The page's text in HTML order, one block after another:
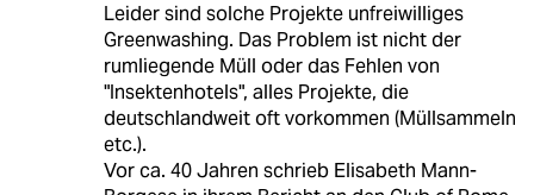
Leider sind solche Projekte unfreiwilliges
Greenwashing. Das Problem ist nicht der
rumliegende Müll oder das Fehlen von
"Insektenhotels", alles Projekte, die
deutschlandweit oft vorkommen (Müllsammeln
etc.).
Vor ca. 40 Jahren schrieb Elisabeth Mann-